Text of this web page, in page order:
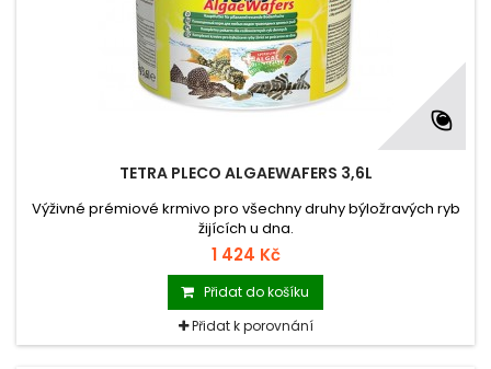
TETRA PLECO ALGAEWAFERS 3,6L
Výživné prémiové krmivo pro všechny druhy býložravých ryb
žijících u dna.
1 424 Kč
Přidat do košíku
Přidat k porovnání